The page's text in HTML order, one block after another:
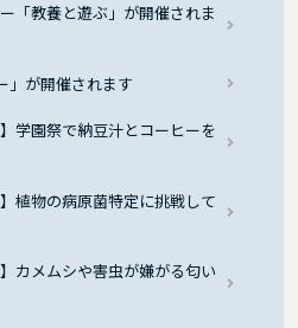
「教養と遊ぶ」が開催されま
」が開催されます
学園祭で納豆汁とコーヒーを
植物の病原菌特定に挑戦して
カメムシや害虫が嫌がる匂い